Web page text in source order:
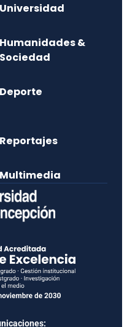
Universidad
Humanidades &
Sociedad
Deporte
Reportajes
Multimedia